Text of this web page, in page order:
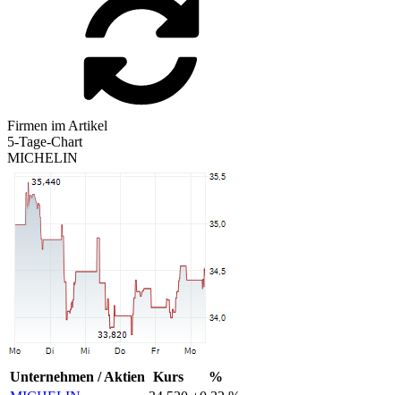
Firmen im Artikel
5-Tage-Chart
MICHELIN
Unternehmen / Aktien Kurs
%